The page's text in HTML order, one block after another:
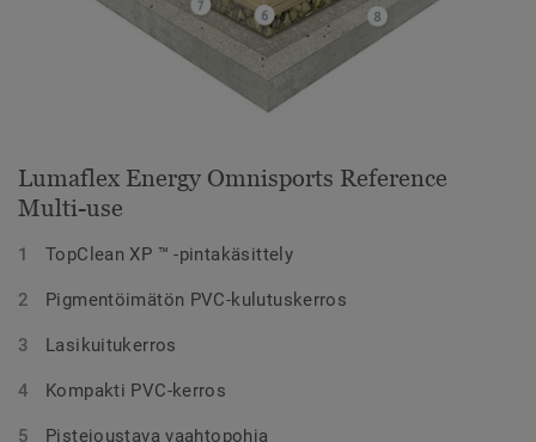
Lumaflex Energy Omnisports Reference
Multi-use
TopClean XP ™ -pintakäsittely
Pigmentöimätön PVC-kulutuskerros
Lasikuitukerros
Kompakti PVC-kerros
Pistejoustava vaahtopohja